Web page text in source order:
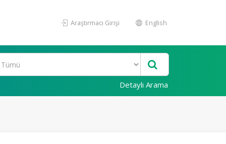
Araştırmacı Girişi English
Detaylı Arama